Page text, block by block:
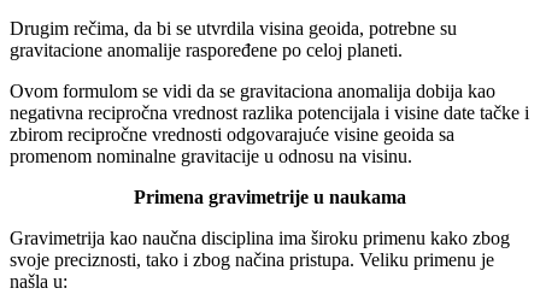
Drugim rečima, da bi se utvrdila visina geoida, potrebne su
gravitacione anomalije raspoređene po celoj planeti.
Ovom formulom se vidi da se gravitaciona anomalija dobija kao
negativna recipročna vrednost razlika potencijala i visine date tačke i
zbirom recipročne vrednosti odgovarajuće visine geoida sa
promenom nominalne gravitacije u odnosu na visinu.
Primena gravimetrije u naukama
Gravimetrija kao naučna disciplina ima široku primenu kako zbog
svoje preciznosti, tako i zbog načina pristupa. Veliku primenu je
našla u: